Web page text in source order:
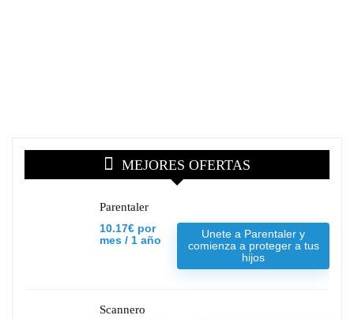
MEJORES OFERTAS
Parentaler
10.17€ por
mes / 1 año
Unete a Parentaler y
comienza a proteger a tus
hijos
Scannero